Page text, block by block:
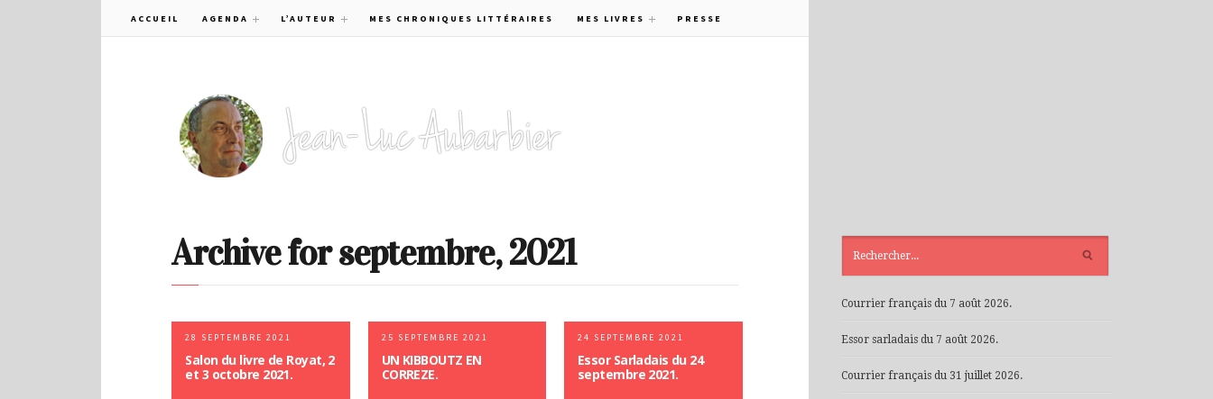
ACCUEIL AGENDA L’AUTEUR MES CHRONIQUES LITTÉRAIRES MES LIVRES PRESSE
Archive for septembre, 2021
28 SEPTEMBRE 2021
Salon du livre de Royat, 2
et 3 octobre 2021.
25 SEPTEMBRE 2021
UN KIBBOUTZ EN
CORREZE.
24 SEPTEMBRE 2021
Essor Sarladais du 24
septembre 2021.
Courrier français du 7 août 2026.
Essor sarladais du 7 août 2026.
Courrier français du 31 juillet 2026.